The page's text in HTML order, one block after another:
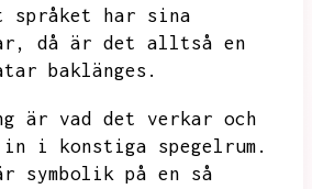
språket har sina
då är det alltså en
baklänges.
är vad det verkar och
i konstiga spegelrum.
symbolik på en så